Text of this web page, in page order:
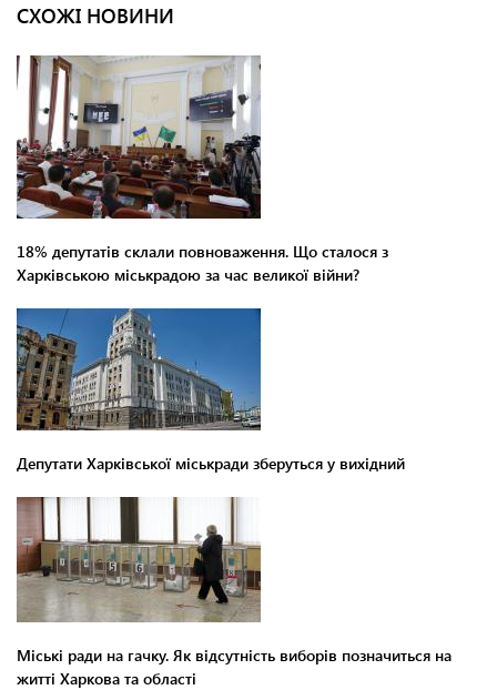
СХОЖІ НОВИНИ
18% депутатів склали повноваження. Що сталося з
Харківською міськрадою за час великої війни?
Депутати Харківської міськради зберуться у вихідний
Міські ради на гачку. Як відсутність виборів позначиться на
житті Харкова та області